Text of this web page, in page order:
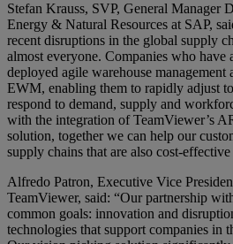
Stefan Krauss, SVP, General Manager
Energy & Natural Resources at SAP,
recent disruptions in the global supply
almost everyone. Companies who have
deployed agile warehouse
EWM, enabling them to rapidly adjust
respond to demand, supply and
with the integration of TeamViewer’s
solution, together we can help our
supply chains that are also cost-
Alfredo Patron, Executive Vice
TeamViewer, said: “Our partnership
common goals: innovation and
technologies that support companies in